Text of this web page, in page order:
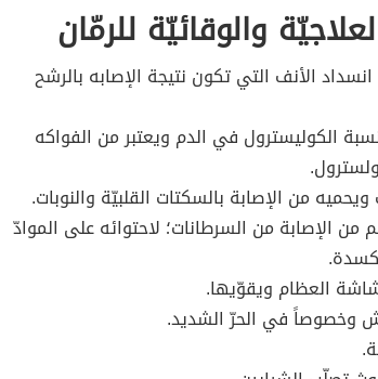
والوقائيّة للرمّان
انسداد الأنف التي تكون نتيجة الإصابه بالرشح
الكوليسترول في الدم ويعتبر من الفواكه
من الإصابة بالسكتات القلبيّة والنوبات.
الإصابة من السرطانات؛ لاحتوائه على الموادّ
العظام ويقوّيها.
وخصوصاً في الحرّ الشديد.